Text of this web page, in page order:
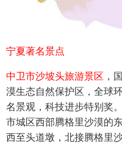
宁夏著名景点
中卫市沙坡头旅游景区 ，
漠生态自然保护区，全球
名景观，科技进步特别奖
市城区西部腾格里沙漠的
西至头道墩，北接腾格里